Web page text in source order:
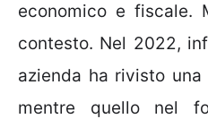
economico e fiscale.
contesto. Nel 2022,
azienda ha rivisto
mentre quello nel